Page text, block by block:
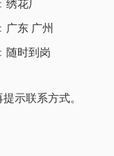
绣花厂
广东 广州
随时到岗
示联系方式。